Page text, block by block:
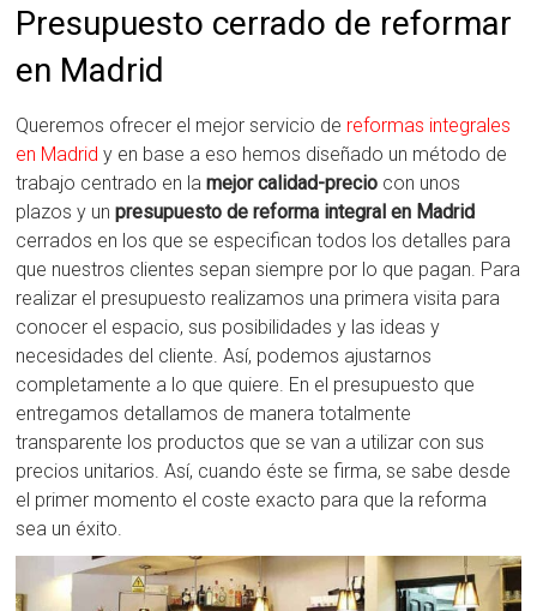
Presupuesto cerrado de reformar
en Madrid
Queremos ofrecer el mejor servicio de reformas integrales
en Madrid y en base a eso hemos diseñado un método de
trabajo centrado en lamejor calidad-precio con unos
plazos y unpresupuesto de reforma integral en Madrid
cerrados en los que se especifican todos los detalles para
que nuestros clientes sepan siempre por lo que pagan. Para
realizar el presupuesto realizamos una primera visita para
conocer el espacio, sus posibilidades y las ideas y
necesidades del cliente. Así, podemos ajustarnos
completamente a lo que quiere. En el presupuesto que
entregamos detallamos de manera totalmente
transparente los productos que se van a utilizar con sus
precios unitarios. Así, cuando éste se firma, se sabe desde
el primer momento el coste exacto para que la reforma
sea un éxito.